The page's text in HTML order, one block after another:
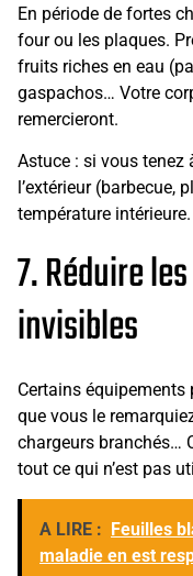
En période de fortes
four ou les plaques.
fruits riches en eau
gaspachos… Votre
remercieront.
Astuce : si vous tenez
l’extérieur (barbecue,
température intérieure.
7. Réduire
invisibles
Certains
que vous le
chargeurs branchés…
tout ce qui n’est pas
A LIRE : Feuilles
maladie en est